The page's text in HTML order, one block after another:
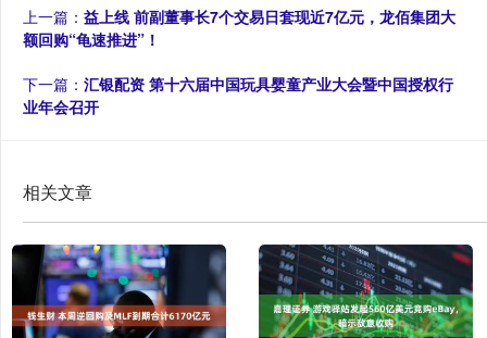
上一篇： 益上线 前副董事长7个交易日套现近7亿元，龙佰集团大
额回购“龟速推进”！
下一篇： 汇银配资 第十六届中国玩具婴童产业大会暨中国授权行
业年会召开
相关文章